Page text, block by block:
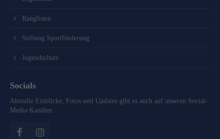
Ranglisten
Stiftung Sportförderung
Jugendschutz
Socials
Aktuelle Einblicke, Fotos und Updates gibt es auch auf unseren Social-
Media-Kanälen.